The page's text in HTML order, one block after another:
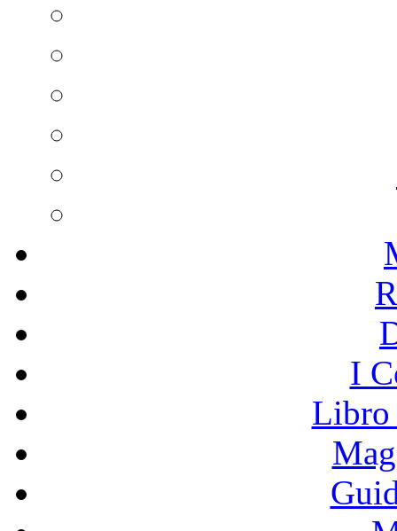
I
Libro